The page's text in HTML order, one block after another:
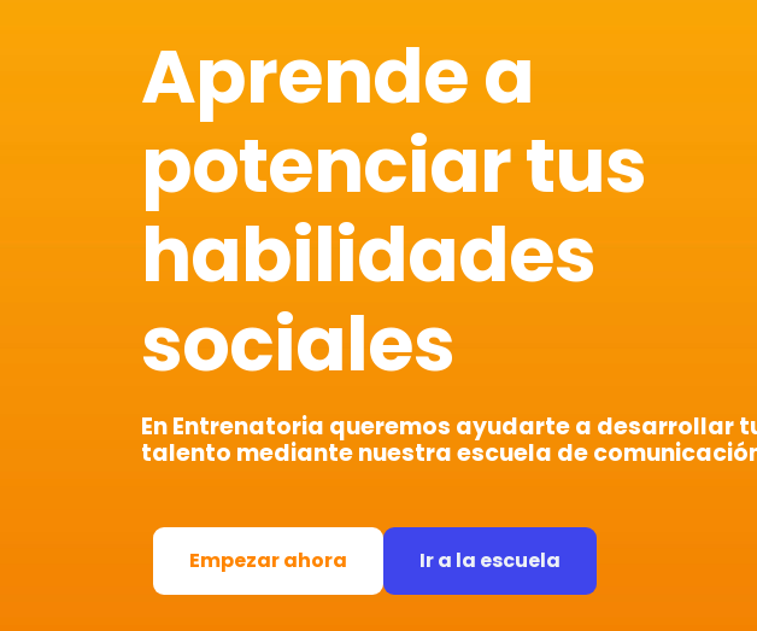
Aprende a
potenciar tus
habilidades
sociales
En Entrenatoria queremos ayudarte a desarrollar
talento mediante nuestra escuela de
Empezar ahora Ir a la escuela